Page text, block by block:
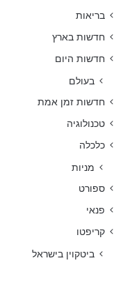
בריאות
חדשות בארץ
חדשות היום
בעולם
חדשות זמן אמת
טכנולוגיה
כלכלה
מניות
ספורט
פנאי
קריפטו
ביטקוין בישראל